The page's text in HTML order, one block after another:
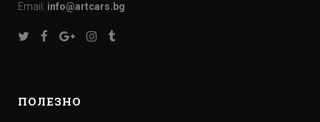
Email: info@artcars.bg
ПОЛЕЗНО